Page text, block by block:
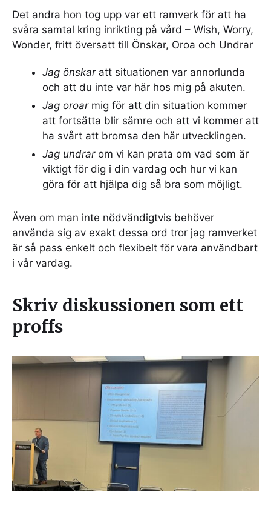
Det andra hon tog upp var ett ramverk för att ha
svåra samtal kring inrikting på vård – Wish, Worry,
Wonder, fritt översatt till Önskar, Oroa och Undrar
Jag önskaratt situationen var annorlunda
och att du inte var här hos mig på akuten.
Jag oroarmig för att din situation kommer
att fortsätta blir sämre och att vi kommer att
ha svårt att bromsa den här utvecklingen.
Jag undrarom vi kan prata om vad som är
viktigt för dig i din vardag och hur vi kan
göra för att hjälpa dig så bra som möjligt.
Även om man inte nödvändigtvis behöver
använda sig av exakt dessa ord tror jag ramverket
är så pass enkelt och flexibelt för vara användbart
i vår vardag.
Skriv diskussionen som ett
proffs